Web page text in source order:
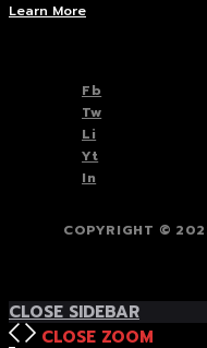
Learn More
Fb
Tw
Li
Yt
In
COPYRIGHT ©
CLOSE SIDEBAR
CLOSE ZOOM